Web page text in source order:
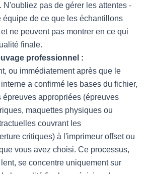
N'oubliez pas de gérer les attentes -
équipe de ce que les échantillons
ne peuvent pas montrer en ce qui
finale.
professionnel :
ou immédiatement après que le
a confirmé les bases du fichier,
épreuves appropriées (épreuves
maquettes physiques ou
couvrant les
critiques) à l'imprimeur offset ou
vous avez choisi. Ce processus,
se concentre uniquement sur